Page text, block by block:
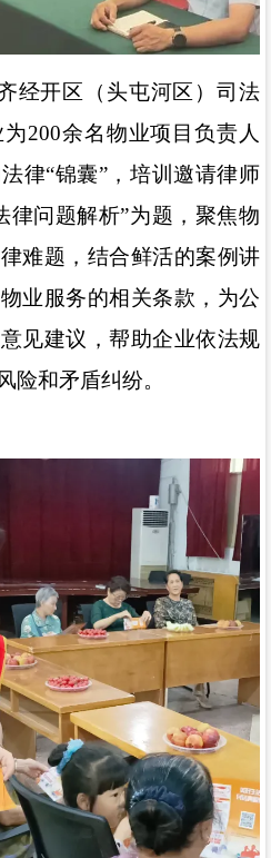
经开区（头屯河区）司法
200余名物业项目负责人
律“锦囊”，培训邀请律师
律问题解析”为题，聚焦物
难题，结合鲜活的案例讲
业服务的相关条款，为公
见建议，帮助企业依法规
险和矛盾纠纷。